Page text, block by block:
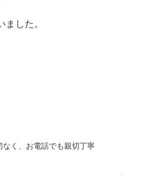
ました。
く、お電話でも親切丁寧